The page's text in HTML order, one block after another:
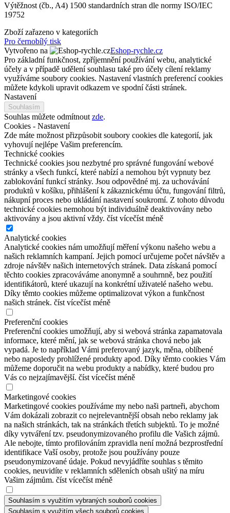
Výtěžnost (čb., A4) 1500 standardních stran dle normy ISO/IEC
19752
Zboží zařazeno v kategoriích
Pro černobílý tisk
Vytvořeno na
Eshop-rychle.cz
Pro základní funkčnost, zpříjemnění používání webu, analytické
účely a v případě udělení souhlasu také pro účely cílení reklamy
využíváme soubory cookies. Nastavení vlastních preferencí cookies
můžete kdykoli upravit odkazem ve spodní části stránek.
Nastavení
Souhlasím
Souhlas můžete odmítnout zde.
Cookies - Nastavení
Zde máte možnost přizpůsobit soubory cookies dle kategorií, jak
vyhovují nejlépe Vašim preferencím.
Technické cookies
Technické cookies jsou nezbytné pro správné fungování webové
stránky a všech funkcí, které nabízí a nemohou být vypnuty bez
zablokování funkcí stránky. Jsou odpovědné mj. za uchovávání
produktů v košíku, přihlášení k zákaznickému účtu, fungování filtrů,
nákupní proces nebo ukládání nastavení soukromí. Z tohoto důvodu
technické cookies nemohou být individuálně deaktivovány nebo
aktivovány a jsou aktivní vždy. číst vícečíst méně
Analytické cookies
Analytické cookies nám umožňují měření výkonu našeho webu a
našich reklamních kampaní. Jejich pomocí určujeme počet návštěv a
zdroje návštěv našich internetových stránek. Data získaná pomocí
těchto cookies zpracováváme anonymně a souhrnně, bez použití
identifikátorů, které ukazují na konkrétní uživatelé našeho webu.
Díky těmto cookies můžeme optimalizovat výkon a funkčnost
našich stránek. číst vícečíst méně
Preferenční cookies
Preferenční cookies umožňují, aby si webová stránka zapamatovala
informace, které mění, jak se webová stránka chová nebo jak
vypadá. Je to například Vámi preferovaný jazyk, měna, oblíbené
nebo naposledy prohlížené produkty apod. Díky těmto cookies Vám
můžeme doporučit na webu produkty a nabídky, které budou pro
Vás co nejzajímavější. číst vícečíst méně
Marketingové cookies
Marketingové cookies používáme my nebo naši partneři, abychom
Vám dokázali zobrazit co nejrelevantnější obsah nebo reklamy jak
na našich stránkách, tak na stránkách třetích subjektů. To je možné
díky vytváření tzv. pseudonymizovaného profilu dle Vašich zájmů.
Ale nebojte, tímto profilováním zpravidla není možná bezprostřední
identifikace Vaší osoby, protože jsou používány pouze
pseudonymizované údaje. Pokud nevyjádříte souhlas s těmito
cookies, neuvidíte v reklamních sděleních obsah ušitý na míru
Vašim zájmům. číst vícečíst méně
Souhlasím s využitím vybraných souborů cookies
Souhlasím s využitím všech souborů cookies